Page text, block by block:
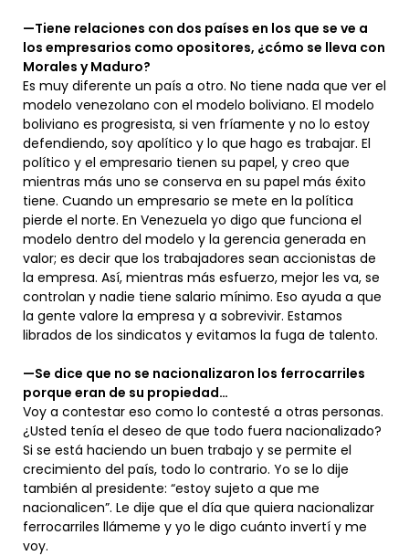
—Tiene relaciones con dos países en los que se ve a
los empresarios como opositores, ¿cómo se lleva con
Morales y Maduro?
Es muy diferente un país a otro. No tiene nada que ver el
modelo venezolano con el modelo boliviano. El modelo
boliviano es progresista, si ven fríamente y no lo estoy
defendiendo, soy apolítico y lo que hago es trabajar. El
político y el empresario tienen su papel, y creo que
mientras más uno se conserva en su papel más éxito
tiene. Cuando un empresario se mete en la política
pierde el norte. En Venezuela yo digo que funciona el
modelo dentro del modelo y la gerencia generada en
valor; es decir que los trabajadores sean accionistas de
la empresa. Así, mientras más esfuerzo, mejor les va, se
controlan y nadie tiene salario mínimo. Eso ayuda a que
la gente valore la empresa y a sobrevivir. Estamos
librados de los sindicatos y evitamos la fuga de talento.
—Se dice que no se nacionalizaron los ferrocarriles
porque eran de su propiedad…
Voy a contestar eso como lo contesté a otras personas.
¿Usted tenía el deseo de que todo fuera nacionalizado?
Si se está haciendo un buen trabajo y se permite el
crecimiento del país, todo lo contrario. Yo se lo dije
también al presidente: “estoy sujeto a que me
nacionalicen”. Le dije que el día que quiera nacionalizar
ferrocarriles llámeme y yo le digo cuánto invertí y me
voy.